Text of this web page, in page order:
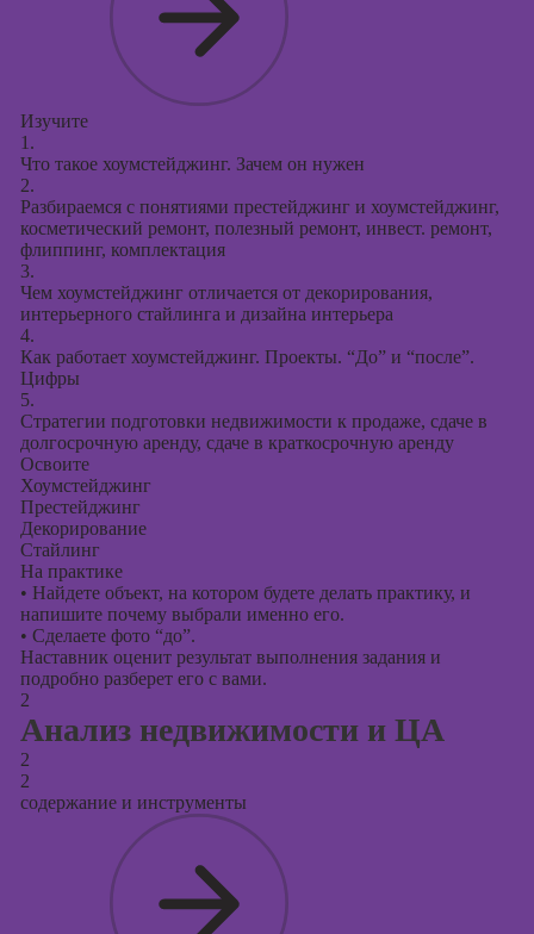
Курсы создания
Изучите
1.
Что такое хоумстейджинг. Зачем он нужен
2.
Разбираемся с понятиями престейджинг и хоумстейджинг,
косметический ремонт, полезный ремонт, инвест. ремонт,
флиппинг, комплектация
3.
Чем хоумстейджинг отличается от декорирования,
интерьерного стайлинга и дизайна интерьера
4.
Как работает хоумстейджинг. Проекты. “До” и “после”.
Цифры
5.
Стратегии подготовки недвижимости к продаже, сдаче в
долгосрочную аренду, сдаче в краткосрочную аренду
Освоите
Хоумстейджинг
Престейджинг
Декорирование
Стайлинг
На практике
• Найдете объект, на котором будете делать практику, и
напишите почему выбрали именно его.
• Сделаете фото “до”.
Наставник оценит результат выполнения задания и
подробно разберет его с вами.
2
Анализ недвижимости и ЦА
2
2
содержание и инструменты